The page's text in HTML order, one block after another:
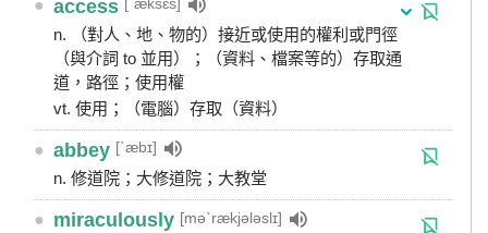
● access [ˋæksɛs]
n. （對人、地、物的）接近或使用的權利或門徑
（與介詞 to 並用）；（資料、檔案等的）存取通
道，路徑；使用權
vt. 使用；（電腦）存取（資料）
● abbey [ˋæbɪ]
n. 修道院；大修道院；大教堂
● miraculously [məˋrækjələslɪ]